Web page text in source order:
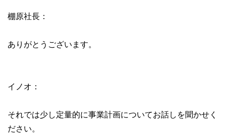
棚原社長：
ありがとうございます。
イノオ：
それでは少し定量的に事業計画についてお話しを聞かせく
ださい。